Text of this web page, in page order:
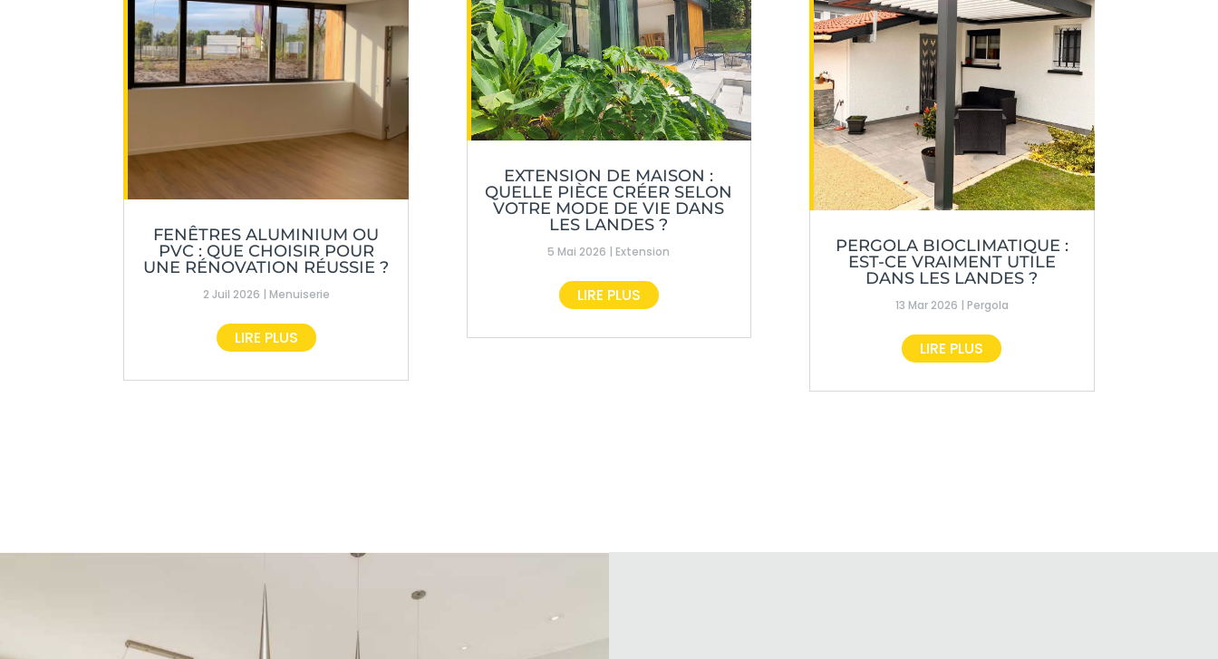
FENÊTRES ALUMINIUM OU
PVC : QUE CHOISIR POUR
UNE RÉNOVATION RÉUSSIE ?
2 Juil 2026 | Menuiserie
LIRE PLUS
EXTENSION DE MAISON :
QUELLE PIÈCE CRÉER SELON
VOTRE MODE DE VIE DANS
LES LANDES ?
5 Mai 2026 |Extension
LIRE PLUS
PERGOLA BIOCLIMATIQUE :
EST-CE VRAIMENT UTILE
DANS LES LANDES ?
13 Mar 2026 | Pergola
LIRE PLUS